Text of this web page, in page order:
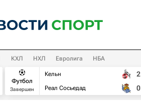
КХЛ НХЛ Евролига НБА
Футбол
Завершен
Кельн
Реал Сосьедад
2
0